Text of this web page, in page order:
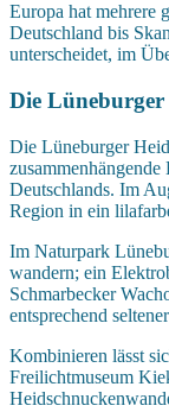
Europa hat mehrere
Deutschland bis
unterscheidet, im
Die Lüneburger
Die Lüneburger
Deutschlands. Im
Region in ein
Im Naturpark
wandern; ein
Schmarbecker
entsprechend
Kombinieren lässt
Freilichtmuseum